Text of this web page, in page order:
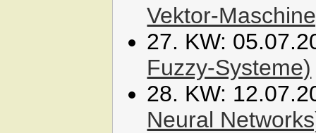
Vektor-
27. KW:
Fuzzy-Systeme)
28. KW:
Neural